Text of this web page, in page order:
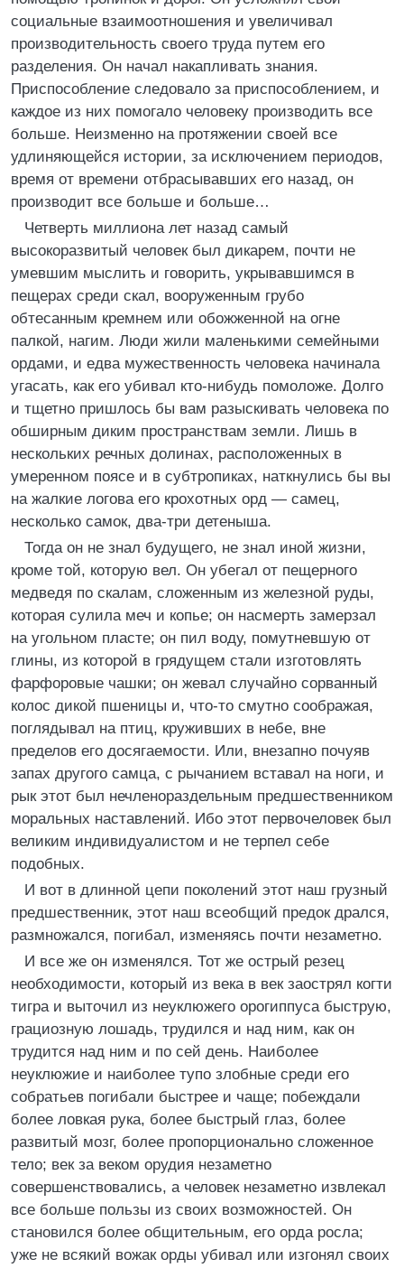
социальные взаимоотношения и увеличивал
производительность своего труда путем его
разделения. Он начал накапливать знания.
Приспособление следовало за приспособлением, и
каждое из них помогало человеку производить все
больше. Неизменно на протяжении своей все
удлиняющейся истории, за исключением периодов,
время от времени отбрасывавших его назад, он
производит все больше и больше…
Четверть миллиона лет назад самый
высокоразвитый человек был дикарем, почти не
умевшим мыслить и говорить, укрывавшимся в
пещерах среди скал, вооруженным грубо
обтесанным кремнем или обожженной на огне
палкой, нагим. Люди жили маленькими семейными
ордами, и едва мужественность человека начинала
угасать, как его убивал кто-нибудь помоложе. Долго
и тщетно пришлось бы вам разыскивать человека по
обширным диким пространствам земли. Лишь в
нескольких речных долинах, расположенных в
умеренном поясе и в субтропиках, наткнулись бы вы
на жалкие логова его крохотных орд — самец,
несколько самок, два-три детеныша.
Тогда он не знал будущего, не знал иной жизни,
кроме той, которую вел. Он убегал от пещерного
медведя по скалам, сложенным из железной руды,
которая сулила меч и копье; он насмерть замерзал
на угольном пласте; он пил воду, помутневшую от
глины, из которой в грядущем стали изготовлять
фарфоровые чашки; он жевал случайно сорванный
колос дикой пшеницы и, что-то смутно соображая,
поглядывал на птиц, круживших в небе, вне
пределов его досягаемости. Или, внезапно почуяв
запах другого самца, с рычанием вставал на ноги, и
рык этот был нечленораздельным предшественником
моральных наставлений. Ибо этот первочеловек был
великим индивидуалистом и не терпел себе
подобных.
И вот в длинной цепи поколений этот наш грузный
предшественник, этот наш всеобщий предок дрался,
размножался, погибал, изменяясь почти незаметно.
И все же он изменялся. Тот же острый резец
необходимости, который из века в век заострял когти
тигра и выточил из неуклюжего орогиппуса быструю,
грациозную лошадь, трудился и над ним, как он
трудится над ним и по сей день. Наиболее
неуклюжие и наиболее тупо злобные среди его
собратьев погибали быстрее и чаще; побеждали
более ловкая рука, более быстрый глаз, более
развитый мозг, более пропорционально сложенное
тело; век за веком орудия незаметно
совершенствовались, а человек незаметно извлекал
все больше пользы из своих возможностей. Он
становился более общительным, его орда росла;
уже не всякий вожак орды убивал или изгонял своих